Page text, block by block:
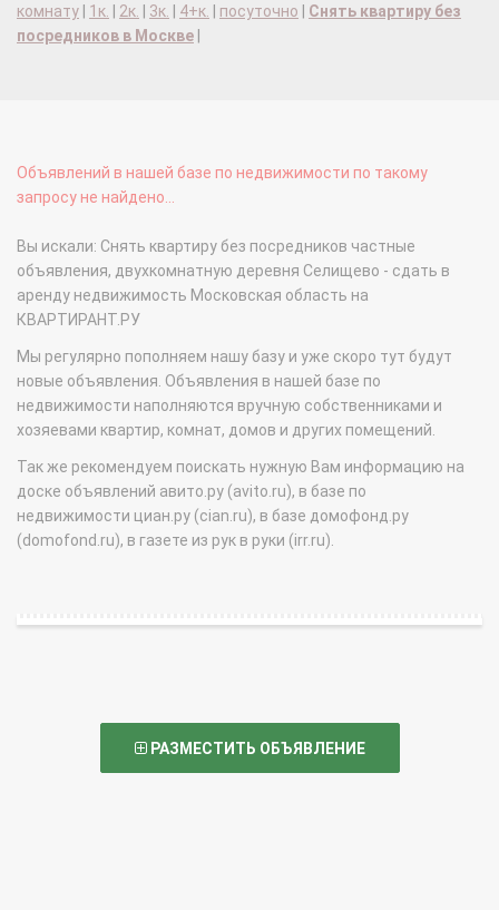
комнату
1к. 2к. 3к. 4+к. посуточно
Снять квартиру без
посредников в Москве
Объявлений в нашей базе по недвижимости по такому
запросу не найдено...
Вы искали: Снять квартиру без посредников частные
объявления, двухкомнатную деревня Селищево - сдать в
аренду недвижимость Московская область на
КВАРТИРАНТ.РУ
Мы регулярно пополняем нашу базу и уже скоро тут будут
новые объявления. Объявления в нашей базе по
недвижимости наполняются вручную собственниками и
хозяевами квартир, комнат, домов и других помещений.
Так же рекомендуем поискать нужную Вам информацию на
доске объявлений авито.ру (avito.ru), в базе по
недвижимости циан.ру (cian.ru), в базе домофонд.ру
(domofond.ru), в газете из рук в руки (irr.ru).
РАЗМЕСТИТЬ ОБЪЯВЛЕНИЕ